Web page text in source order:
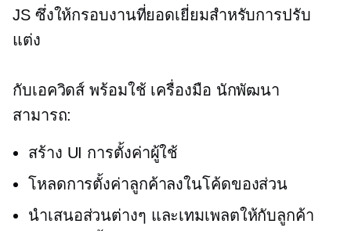
JS ซึ่งให้กรอบงานที่ยอดเยี่ยมสำหรับการปรับ
แต่ง
กับเอควิดส์พร้อมใช้ เครื่องมือ นักพัฒนา
สามารถ:
สร้าง UI การตั้งค่าผู้ใช้
โหลดการตั้งค่าลูกค้าลงในโค้ดของส่วน
นำเสนอส่วนต่างๆ และเทมเพลตให้กับลูกค้า